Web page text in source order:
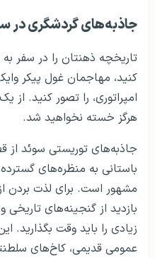
جاذبه‌‌های گردشگری در
تاریخچه ذهنتان را در سفر
کنید، مهاجمان غول پیکر
امپراتوری، را تصور کنید.
هرگز خسته نخواهید شد.
جاذبه‌های توریستی سوئد
باستانی به منظره‌های
مشهور است. برای لذت بردن
بازدید از گنجینه‌های
زیادی را باید وقت بگذارید.
عمومی قدیمی، کاخ‌های